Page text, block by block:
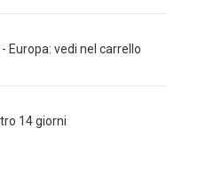
Europa: vedi nel carrello
14 giorni